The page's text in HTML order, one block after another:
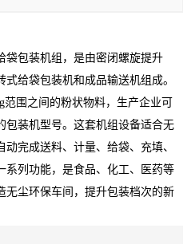
袋包装机组，是由密闭螺旋提升
给袋包装机和成品输送机组成。
范围之间的粉状物料，生产企业可
包装机型号。这套机组设备适合无
完成送料、计量、给袋、充填、
系列功能，是食品、化工、医药等
无尘环保车间，提升包装档次的新